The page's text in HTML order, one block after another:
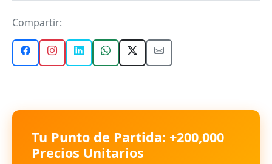
Compartir:
Tu Punto de Partida: +200,000
Precios Unitarios